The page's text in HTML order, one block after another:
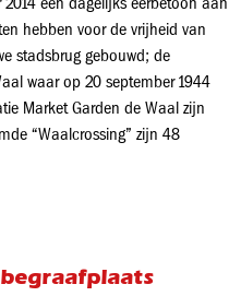
hebben voor de vrijheid van
stadsbrug gebouwd; de
waar op 20 september 1944
Market Garden de Waal zijn
“Waalcrossing” zijn 48